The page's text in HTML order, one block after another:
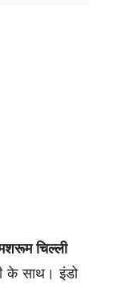
चिल्ली
के साथ। इंडो